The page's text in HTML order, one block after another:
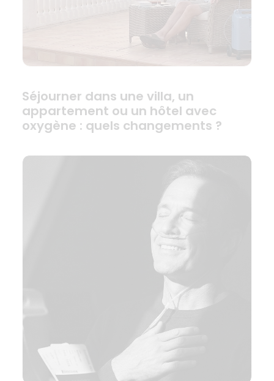
Séjourner dans une villa, un
appartement ou un hôtel avec
oxygène : quels changements ?